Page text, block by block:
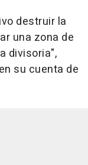
destruir la
una zona de
divisoria",
su cuenta de